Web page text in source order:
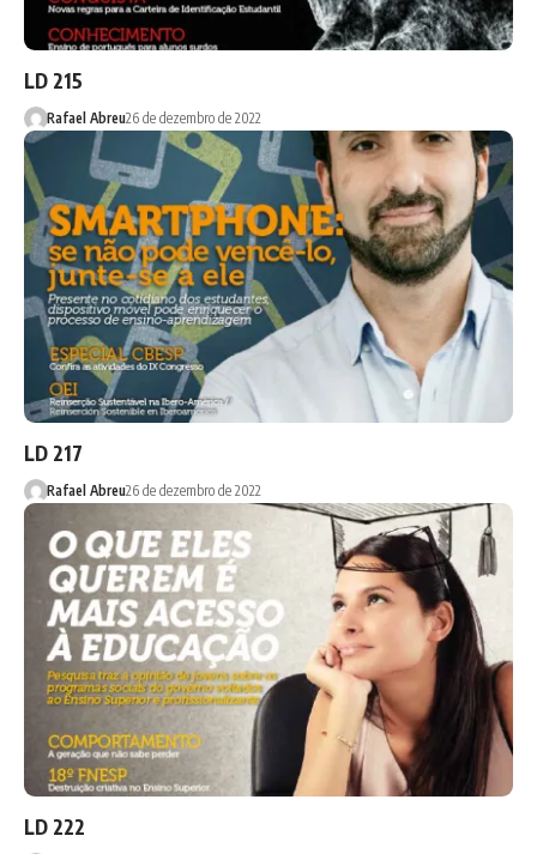
LD 215
Rafael Abreu26 de dezembro de 2022
LD 217
Rafael Abreu26 de dezembro de 2022
LD 222